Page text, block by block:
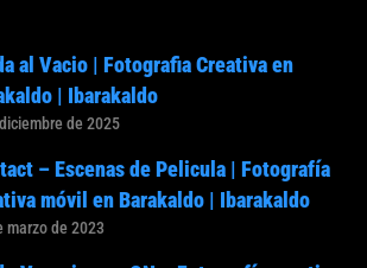
al Vacio | Fotografia Creativa en
| Ibarakaldo
de 2025
– Escenas de Pelicula | Fotografía
móvil en Barakaldo | Ibarakaldo
marzo de 2023